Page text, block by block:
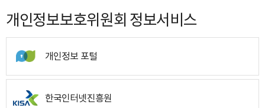
개인정보보호위원회 정보서비스
개인정보 포털
한국인터넷진흥원